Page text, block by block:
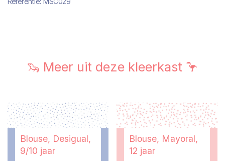
🦦 Meer uit deze kleerkast 🦩
Blouse, Desigual,
9/10 jaar
Blouse, Mayoral,
12 jaar